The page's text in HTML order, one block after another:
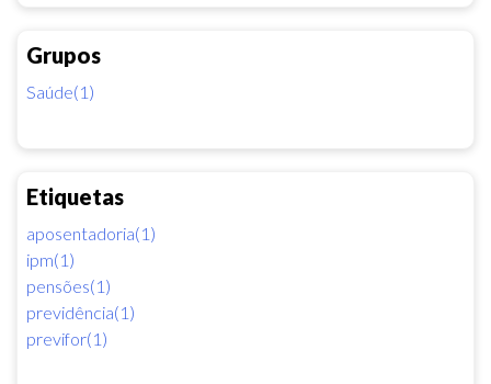
Grupos
Saúde(1)
Etiquetas
aposentadoria(1)
ipm(1)
pensões(1)
previdência(1)
previfor(1)